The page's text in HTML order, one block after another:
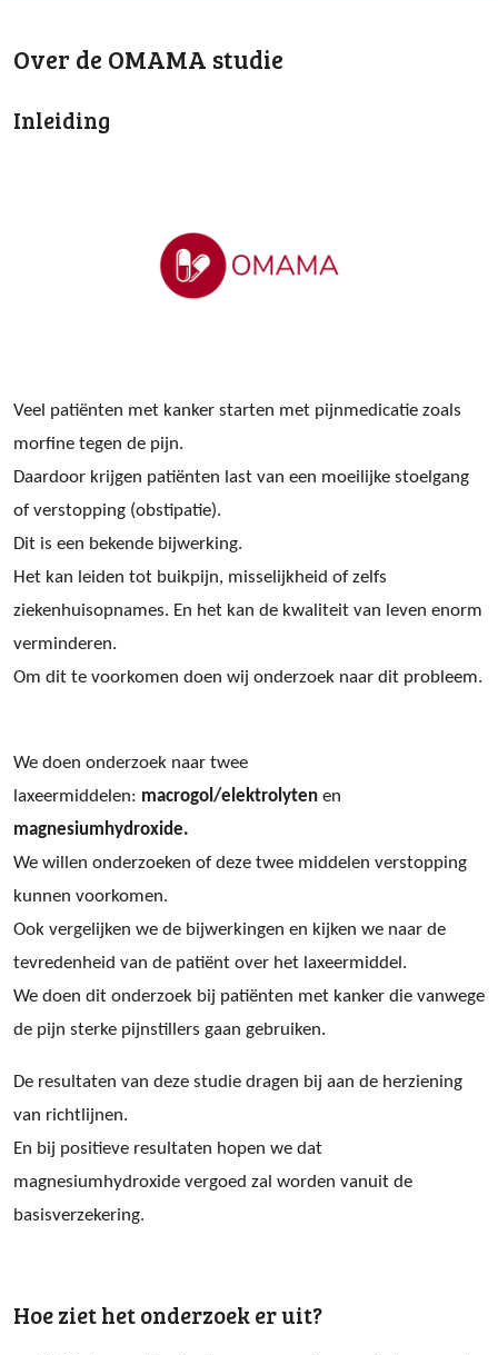
Over de OMAMA studie
Inleiding
Veel patiënten met kanker starten met pijnmedicatie zoals
morfine tegen de pijn.
Daardoor krijgen patiënten last van een moeilijke stoelgang
of verstopping (obstipatie).
Dit is een bekende bijwerking.
Het kan leiden tot buikpijn, misselijkheid of zelfs
ziekenhuisopnames. En het kan de kwaliteit van leven enorm
verminderen.
Om dit te voorkomen doen wij onderzoek naar dit probleem.
We doen onderzoek naar twee
laxeermiddelen: macrogol/elektrolyten en
magnesiumhydroxide.
We willen onderzoeken of deze twee middelen verstopping
kunnen voorkomen.
Ook vergelijken we de bijwerkingen en kijken we naar de
tevredenheid van de patiënt over het laxeermiddel.
We doen dit onderzoek bij patiënten met kanker die vanwege
de pijn sterke pijnstillers gaan gebruiken.
De resultaten van deze studie dragen bij aan de herziening
van richtlijnen.
En bij positieve resultaten hopen we dat
magnesiumhydroxide vergoed zal worden vanuit de
basisverzekering.
Hoe ziet het onderzoek er uit?